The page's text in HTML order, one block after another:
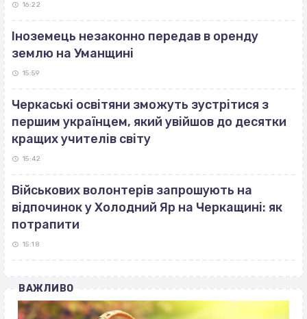
16:22
Іноземець незаконно передав в оренду
землю на Уманщині
15:59
Черкаські освітяни зможуть зустрітися з
першим українцем, який увійшов до десятки
кращих учителів світу
15:42
Військових волонтерів запрошують на
відпочинок у Холодний Яр на Черкащині: як
потрапити
15:18
ВАЖЛИВО